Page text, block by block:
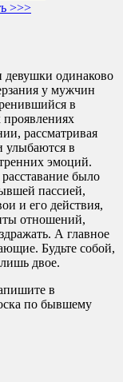
>>>
одинаково
у мужчин
в
рассматривая
улыбаются в
эмоций.
было
пассией,
и его действия,
отношений,
А главное
Будьте собой,
двое.
в
по бывшему